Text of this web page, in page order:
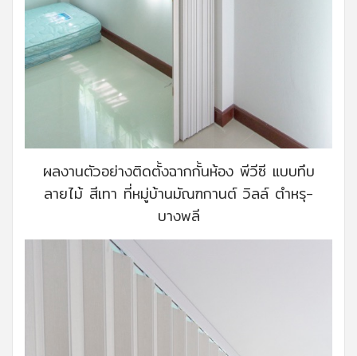
ผลงานตัวอย่างติดตั้งฉากกั้นห้อง พีวีซี แบบทึบ
ลายไม้ สีเทา ที่หมู่บ้านมัณฑกานต์ วิลล์ ตำหรุ-
บางพลี